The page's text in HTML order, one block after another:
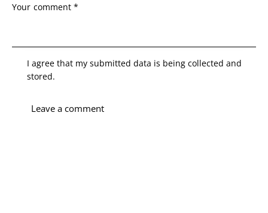
I agree that my submitted data is being collected and
stored.